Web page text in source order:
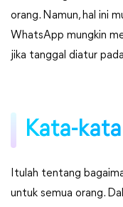
orang. Namun, hal ini
WhatsApp mungkin
jika tanggal diatur
Kata-
Itulah tentang
untuk semua orang.